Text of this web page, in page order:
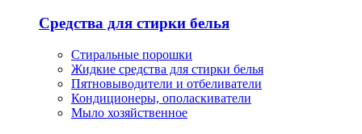
Средства для стирки белья
Стиральные порошки
Жидкие средства для стирки белья
Пятновыводители и отбеливатели
Кондиционеры, ополаскиватели
Мыло хозяйственное